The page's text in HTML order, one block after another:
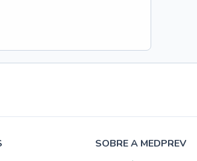
SOBRE A MEDPREV